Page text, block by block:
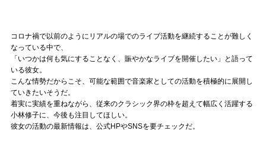
コロナ禍で以前のようにリアルの場でのライブ活動を継続することが難しく
なっている中で、
「いつかは何も気にすることなく、賑やかなライブを開催したい」と語って
いる彼女。
こんな情勢だからこそ、可能な範囲で音楽家としての活動を積極的に展開し
ていきたいそうだ。
着実に実績を重ねながら、従来のクラシック界の枠を超えて幅広く活躍する
小林修子に、今後も注目してほしい。
彼女の活動の最新情報は、公式HPやSNSを要チェックだ。